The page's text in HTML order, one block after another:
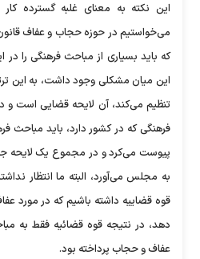
این نکته به معنای غلبه گسترده
می‌خواستیم در حوزه حجاب و عفاف قانون
که باید بسیاری از مباحث فرهنگی را در
این میان مشکلی وجود داشت، به این
تنظیم می‌کند، آن لایحه قضایی است
فرهنگی که در کشور دارد، باید مباحث
پیوست می‌کرد و در مجموع یک
به مجلس می‌آورد، البته ما انتظار
قوه قضاییه داشته باشیم که در مورد
دهد، در نتیجه قوه قضائیه فقط به
عفاف و حجاب پرداخته بود.